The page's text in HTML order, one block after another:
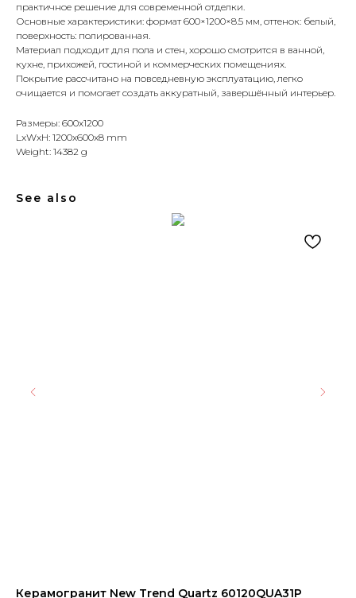
практичное решение для современной отделки.
Основные характеристики: формат 600×1200×8.5 мм, оттенок: белый,
поверхность: полированная.
Материал подходит для пола и стен, хорошо смотрится в ванной,
кухне, прихожей, гостиной и коммерческих помещениях.
Покрытие рассчитано на повседневную эксплуатацию, легко
очищается и помогает создать аккуратный, завершённый интерьер.
Размеры: 600x1200
LxWxH: 1200x600x8 mm
Weight: 14382 g
See also
Керамогранит New Trend Quartz 60120QUA31P